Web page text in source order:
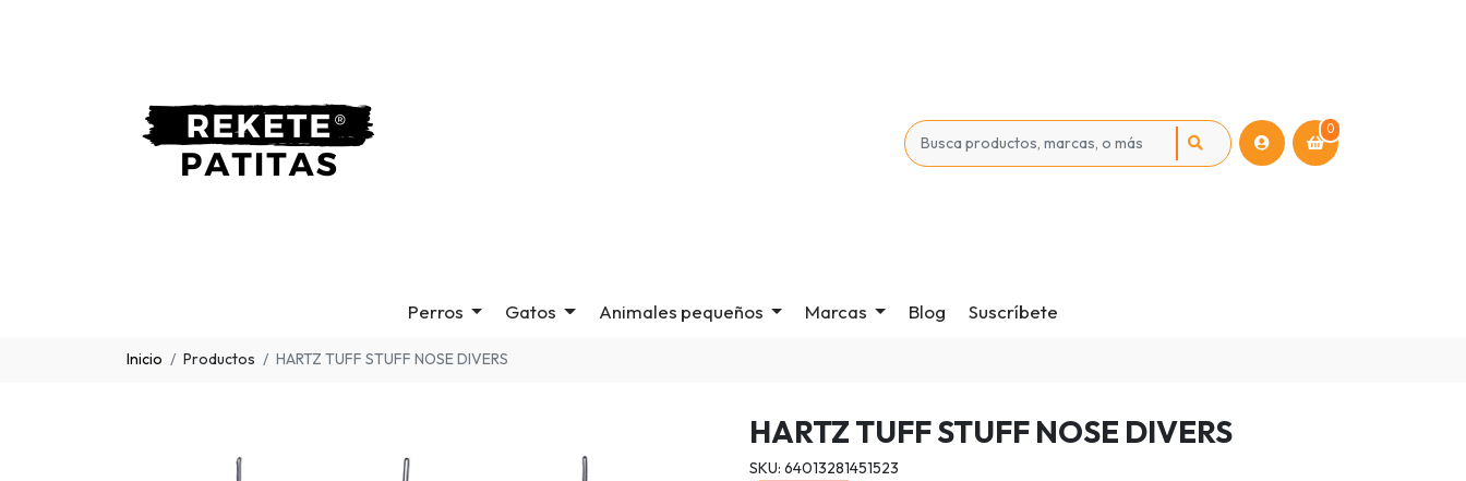
0
Perros Gatos Animales pequeños Marcas Blog Suscríbete
Inicio Productos HARTZ TUFF STUFF NOSE DIVERS
HARTZ TUFF STUFF NOSE DIVERS
SKU: 64013281451523